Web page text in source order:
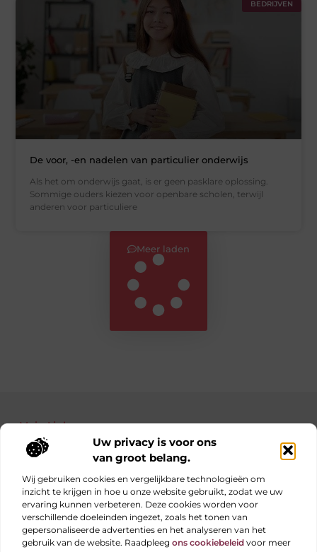
Uw privacy is voor ons
van groot belang.
Wij gebruiken cookies en vergelijkbare technologieën om
inzicht te krijgen in hoe u onze website gebruikt, zodat we uw
ervaring kunnen verbeteren. Deze cookies worden voor
verschillende doeleinden ingezet, zoals het tonen van
gepersonaliseerde advertenties en het analyseren van het
gebruik van de website. Raadpleeg ons cookiebeleid voor meer
BEDRIJVEN
De voor, -en nadelen van particulier onderwijs
Als het om onderwijs gaat, is er geen pasklare oplossing.
Sommige ouders kiezen voor openbare scholen, terwijl
anderen voor particuliere
Meer laden
Main Links
Bekende Nederlanders
Elke dag iets nieuws op obs-beukenlaan.nl
Blogs vol inspiratie, inzichten en tips voor jouw dagelijks
leven.